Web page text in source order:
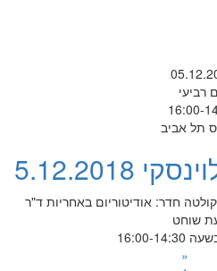
רביעי
16:00-
תל אביב
חדר: אודיטוריום באחריות ד"ר
שוחט
«